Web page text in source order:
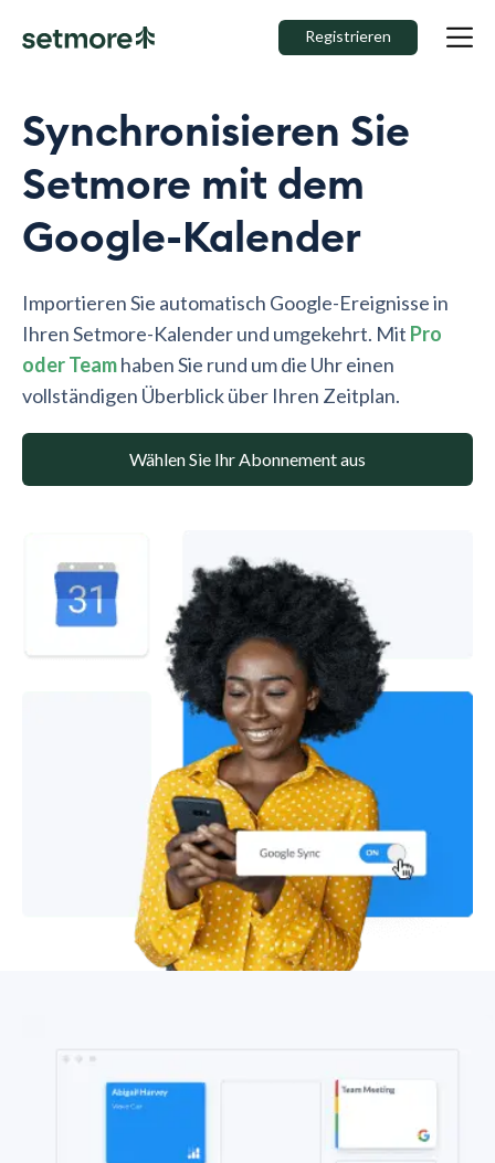
Registrieren
Synchronisieren Sie
Setmore mit dem
Google-Kalender
Importieren Sie automatisch Google-Ereignisse in
Ihren Setmore-Kalender und umgekehrt. Mit Pro
oder Teamhaben Sie rund um die Uhr einen
vollständigen Überblick über Ihren Zeitplan.
Wählen Sie Ihr Abonnement aus